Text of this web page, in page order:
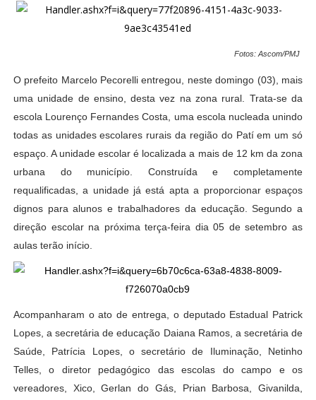
Fotos: Ascom/PMJ
O prefeito Marcelo Pecorelli entregou, neste domingo (03), mais
uma unidade de ensino, desta vez na zona rural. Trata-se da
escola Lourenço Fernandes Costa, uma escola nucleada unindo
todas as unidades escolares rurais da região do Patí em um só
espaço. A unidade escolar é localizada a mais de 12 km da zona
urbana do município. Construída e completamente
requalificadas, a unidade já está apta a proporcionar espaços
dignos para alunos e trabalhadores da educação. Segundo a
direção escolar na próxima terça-feira dia 05 de setembro as
aulas terão início.
Acompanharam o ato de entrega, o deputado Estadual Patrick
Lopes, a secretária de educação Daiana Ramos, a secretária de
Saúde, Patrícia Lopes, o secretário de Iluminação, Netinho
Telles, o diretor pedagógico das escolas do campo e os
vereadores, Xico, Gerlan do Gás, Prian Barbosa, Givanilda,